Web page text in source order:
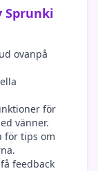
Sprunki
ovanpå
för
vänner.
för tips om
feedback